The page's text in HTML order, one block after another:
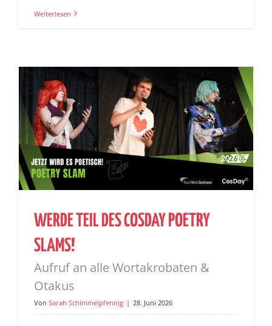
Weiterlesen
WERDE TEIL DES COSDAY POETRY
SLAMS!
Aufruf an alle Wortakrobaten &
Otakus
Von Sarah Schimmelpfennig | 28. Juni 2026